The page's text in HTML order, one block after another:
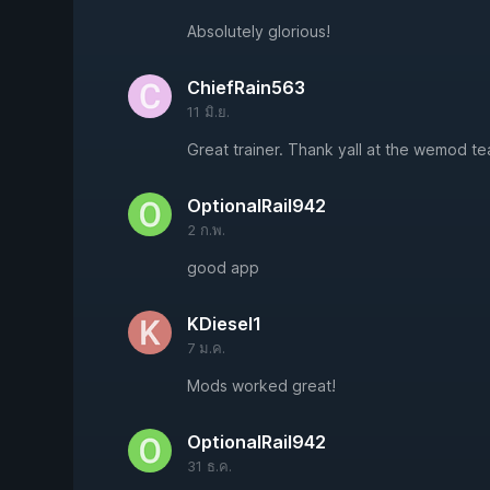
Absolutely glorious!
ChiefRain563
11 มิ.ย.
Great trainer. Thank yall at the wemod
OptionalRail942
2 ก.พ.
good app
KDiesel1
7 ม.ค.
Mods worked great!
OptionalRail942
31 ธ.ค.